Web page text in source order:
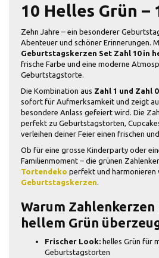
10 Helles Grün –
Zehn Jahre – ein besonderer
Abenteuer und schöner Erinnerungen.
Geburtstagskerzen Set Zahl 10 in
frische Farbe und eine moderne
Geburtstagstorte.
Die Kombination aus Zahl 1 und Zahl 0
sofort für Aufmerksamkeit und zeigt
besondere Anlass gefeiert wird. Die
perfekt zu Geburtstagstorten,
verleihen deiner Feier einen frischen
Ob für eine grosse Kinderparty oder
Familienmoment – die grünen
Tortendeko perfekt und harmonieren
Geburtstagskerzen.
Warum Zahlenkerzen
hellem Grün
Frischer Look: helles Grün für
Geburtstagstorten